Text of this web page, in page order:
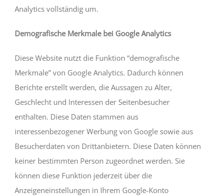
Analytics vollständig um.
Demografische Merkmale bei Google Analytics
Diese Website nutzt die Funktion “demografische
Merkmale” von Google Analytics. Dadurch können
Berichte erstellt werden, die Aussagen zu Alter,
Geschlecht und Interessen der Seitenbesucher
enthalten. Diese Daten stammen aus
interessenbezogener Werbung von Google sowie aus
Besucherdaten von Drittanbietern. Diese Daten können
keiner bestimmten Person zugeordnet werden. Sie
können diese Funktion jederzeit über die
Anzeigeneinstellungen in Ihrem Google-Konto